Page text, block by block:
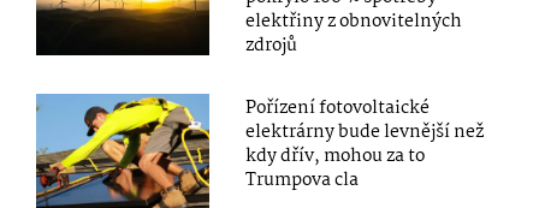
elektřiny z obnovitelných
zdrojů
Pořízení fotovoltaické
elektrárny bude levnější než
kdy dřív, mohou za to
Trumpova cla